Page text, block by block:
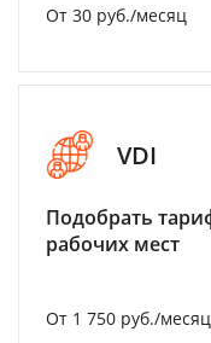
От 30 руб./месяц
VDI
Подобрать
рабочих мест
От 1 750 руб./месяц